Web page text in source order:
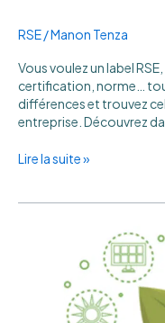
RSE/Manon Tenza
Vous voulez un label
certification, norme…
différences et trouvez
entreprise. Découvrez
Lire la suite »
collaborateurs